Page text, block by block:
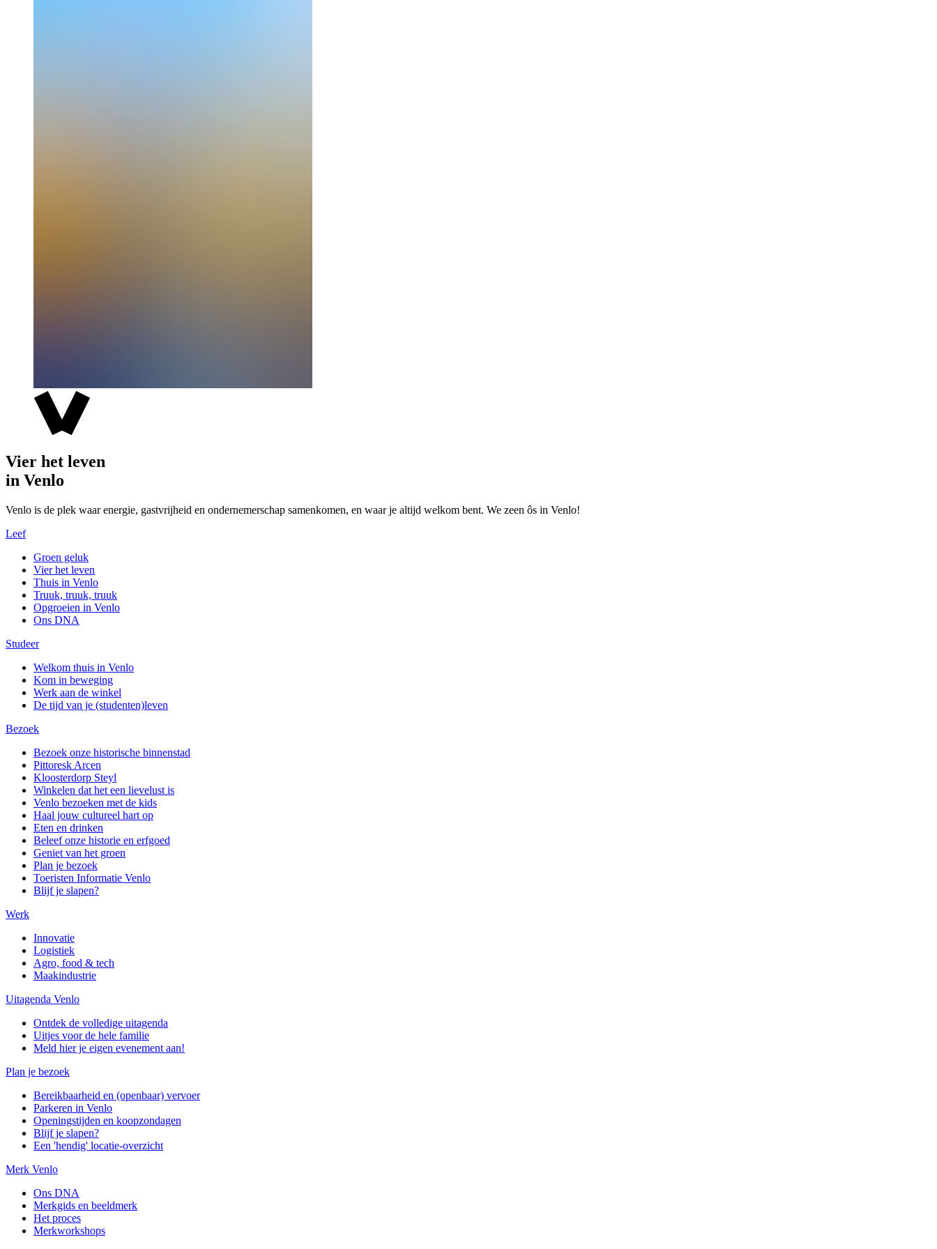
Vier het leven
in Venlo
Venlo is de plek waar energie, gastvrijheid en ondernemerschap samenkomen, en waar je altijd welkom bent. We zeen ôs in Venlo!
Leef
Groen geluk
Vier het leven
Thuis in Venlo
Truuk, truuk, truuk
Opgroeien in Venlo
Ons DNA
Studeer
Welkom thuis in Venlo
Kom in beweging
Werk aan de winkel
De tijd van je (studenten)leven
Bezoek
Bezoek onze historische binnenstad
Pittoresk Arcen
Kloosterdorp Steyl
Winkelen dat het een lievelust is
Venlo bezoeken met de kids
Haal jouw cultureel hart op
Eten en drinken
Beleef onze historie en erfgoed
Geniet van het groen
Plan je bezoek
Toeristen Informatie Venlo
Blijf je slapen?
Werk
Innovatie
Logistiek
Agro, food & tech
Maakindustrie
Uitagenda Venlo
Ontdek de volledige uitagenda
Uitjes voor de hele familie
Meld hier je eigen evenement aan!
Plan je bezoek
Bereikbaarheid en (openbaar) vervoer
Parkeren in Venlo
Openingstijden en koopzondagen
Blijf je slapen?
Een 'hendig' locatie-overzicht
Merk Venlo
Ons DNA
Merkgids en beeldmerk
Het proces
Merkworkshops